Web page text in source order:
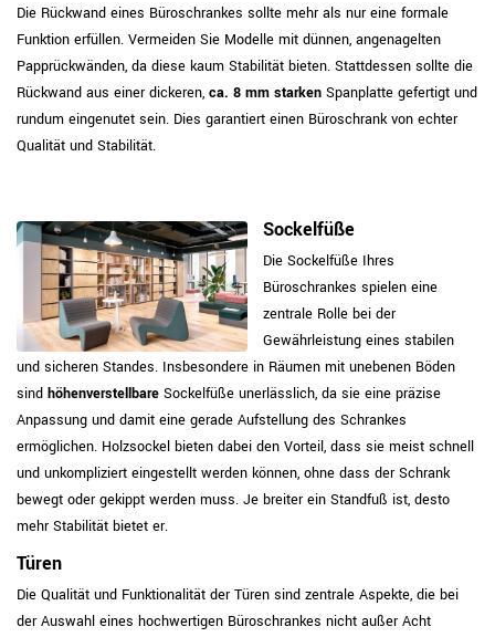
Die Rückwand eines Büroschrankes sollte mehr als nur eine formale
Funktion erfüllen. Vermeiden Sie Modelle mit dünnen, angenagelten
Papprückwänden, da diese kaum Stabilität bieten. Stattdessen sollte die
Rückwand aus einer dickeren, ca. 8 mm starken Spanplatte gefertigt und
rundum eingenutet sein. Dies garantiert einen Büroschrank von echter
Qualität und Stabilität.
Sockelfüße
Die Sockelfüße Ihres
Büroschrankes spielen eine
zentrale Rolle bei der
Gewährleistung eines stabilen
und sicheren Standes. Insbesondere in Räumen mit unebenen Böden
sind höhenverstellbare Sockelfüße unerlässlich, da sie eine präzise
Anpassung und damit eine gerade Aufstellung des Schrankes
ermöglichen. Holzsockel bieten dabei den Vorteil, dass sie meist schnell
und unkompliziert eingestellt werden können, ohne dass der Schrank
bewegt oder gekippt werden muss. Je breiter ein Standfuß ist, desto
mehr Stabilität bietet er.
Türen
Die Qualität und Funktionalität der Türen sind zentrale Aspekte, die bei
der Auswahl eines hochwertigen Büroschrankes nicht außer Acht